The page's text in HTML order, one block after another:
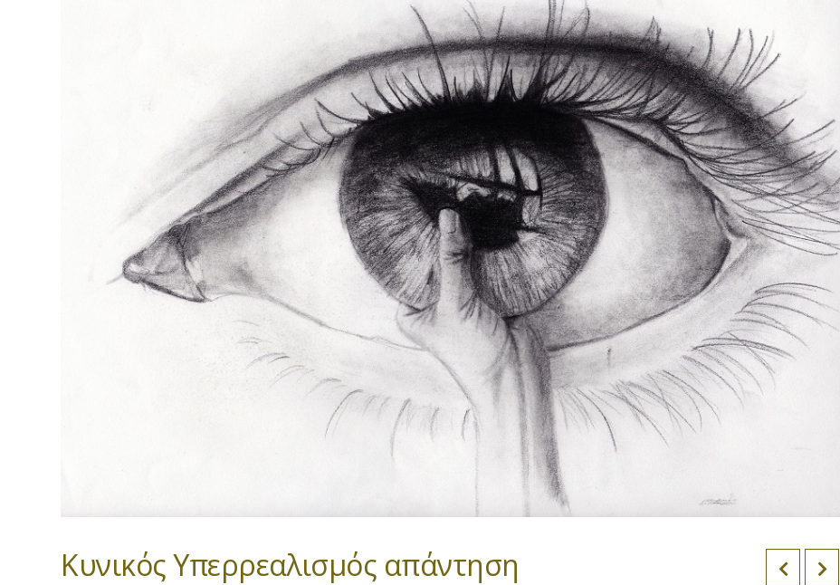
Κυνικός Υπερρεαλισμός απάντηση